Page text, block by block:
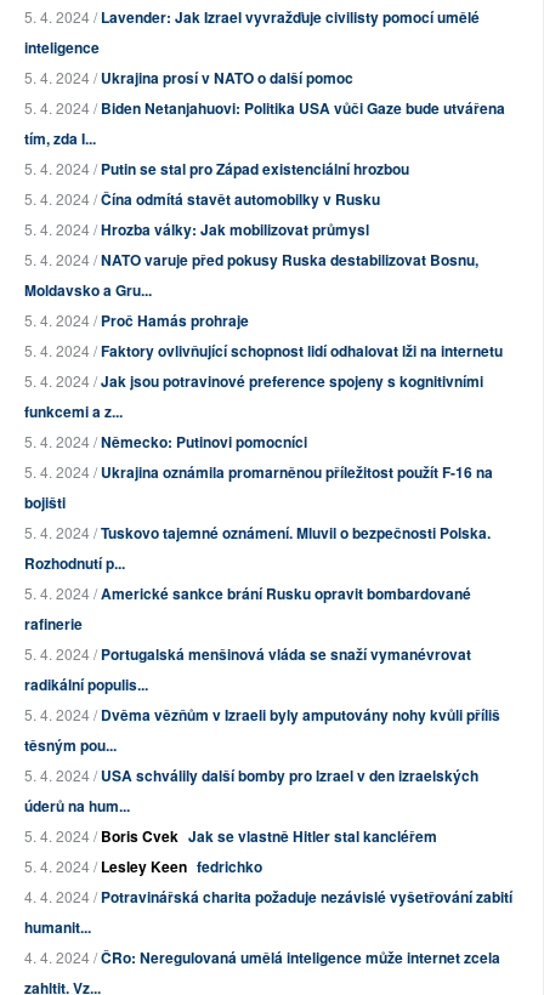
5. 4. 2024 /Lavender: Jak Izrael vyvražďuje civilisty pomocí umělé
inteligence
5. 4. 2024 /Ukrajina prosí v NATO o další pomoc
5. 4. 2024 /Biden Netanjahuovi: Politika USA vůči Gaze bude utvářena
tím, zda I...
5. 4. 2024 /Putin se stal pro Západ existenciální hrozbou
5. 4. 2024 /Čína odmítá stavět automobilky v Rusku
5. 4. 2024 /Hrozba války: Jak mobilizovat průmysl
5. 4. 2024 /NATO varuje před pokusy Ruska destabilizovat Bosnu,
Moldavsko a Gru...
5. 4. 2024 /Proč Hamás prohraje
5. 4. 2024 /Faktory ovlivňující schopnost lidí odhalovat lži na internetu
5. 4. 2024 /Jak jsou potravinové preference spojeny s kognitivními
funkcemi a z...
5. 4. 2024 /Německo: Putinovi pomocníci
5. 4. 2024 /Ukrajina oznámila promarněnou příležitost použít F-16 na
bojišti
5. 4. 2024 /Tuskovo tajemné oznámení. Mluvil o bezpečnosti Polska.
Rozhodnutí p...
5. 4. 2024 /Americké sankce brání Rusku opravit bombardované
rafinerie
5. 4. 2024 /Portugalská menšinová vláda se snaží vymanévrovat
radikální populis...
5. 4. 2024 /Dvěma vězňům v Izraeli byly amputovány nohy kvůli příliš
těsným pou...
5. 4. 2024 /USA schválily další bomby pro Izrael v den izraelských
úderů na hum...
5. 4. 2024 /Boris Cvek Jak se vlastně Hitler stal kancléřem
5. 4. 2024 /Lesley Keen fedrichko
4. 4. 2024 /Potravinářská charita požaduje nezávislé vyšetřování zabití
humanit...
4. 4. 2024 /ČRo: Neregulovaná umělá inteligence může internet zcela
zahltit. Vz...